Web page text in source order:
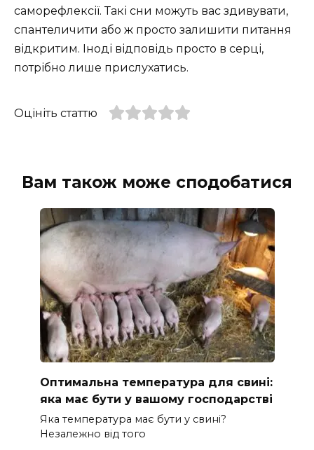
саморефлексії. Такі сни можуть вас здивувати,
спантеличити або ж просто залишити питання
відкритим. Іноді відповідь просто в серці,
потрібно лише прислухатись.
Оцініть статтю
Вам також може сподобатися
Оптимальна температура для свині:
яка має бути у вашому господарстві
Яка температура має бути у свині?
Незалежно від того